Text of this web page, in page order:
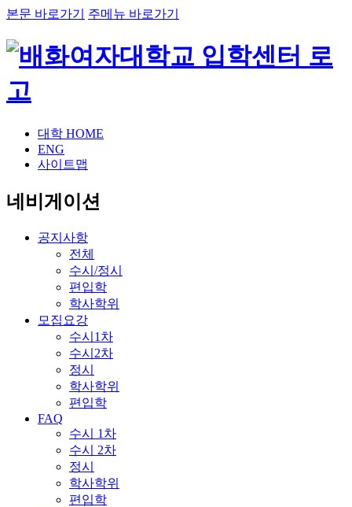
본문 바로가기 주메뉴 바로가기
대학 HOME
ENG
사이트맵
네비게이션
공지사항
전체
수시/정시
편입학
학사학위
모집요강
수시1차
수시2차
정시
학사학위
편입학
FAQ
수시 1차
수시 2차
정시
학사학위
편입학